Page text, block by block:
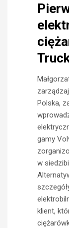
Polska,
gamy
w
klient,